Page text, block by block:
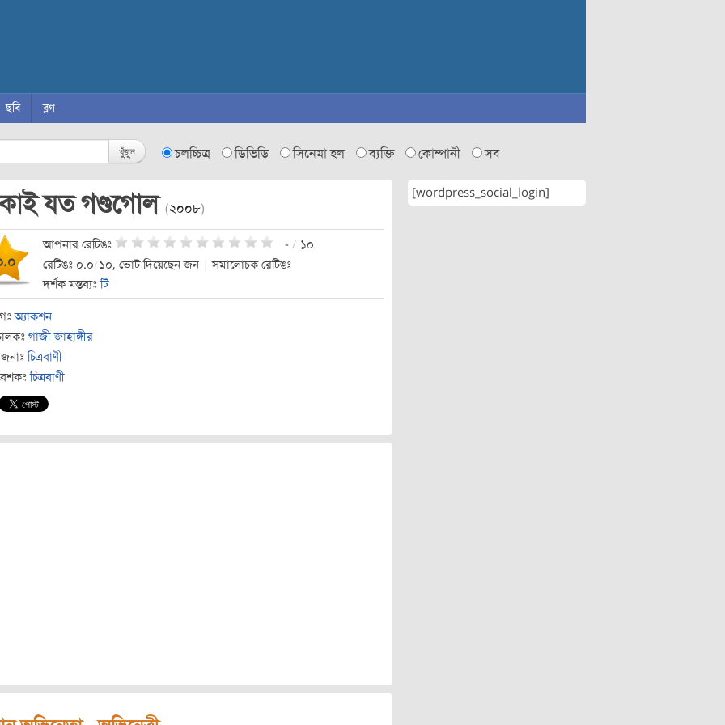
ছবি ব্লগ
খুঁজুন চলচ্চিত্র ডিভিডি সিনেমা হল ব্যক্তি কোম্পানী সব
যত গণ্ডগোল (২০০৮)
আপনার রেটিঙঃ - / ১০
রেটিঙঃ ০.০/১০, ভোট দিয়েছেন জন
সমালোচক রেটিঙঃ
দর্শক মন্তব্যঃটি
অ্যাকশন
গাজী জাহাঙ্গীর
চিত্রবাণী
চিত্রবাণী
[wordpress_social_login]